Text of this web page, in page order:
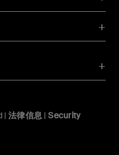
| 法律信息 |Security